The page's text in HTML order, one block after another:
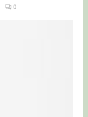
0